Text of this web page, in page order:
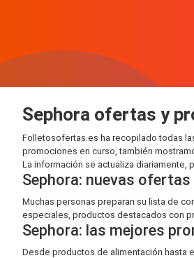
Sephora ofertas y
Folletosofertas.es ha recopilado todas
promociones en curso, también
La información se actualiza diariamente,
Sephora: nuevas
Muchas personas preparan su lista de
especiales, productos destacados con
Sephora: las mejores
Desde productos de alimentación hasta